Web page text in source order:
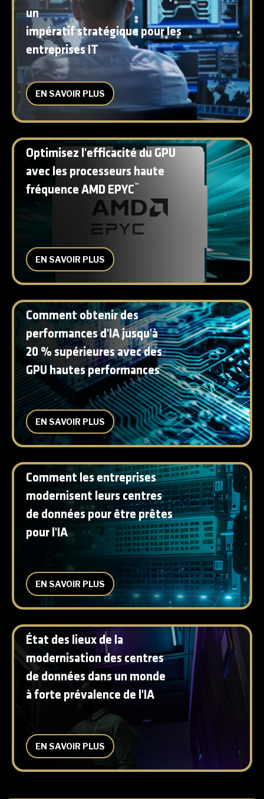
un
impératif stratégique pour les
entreprises IT
EN SAVOIR PLUS
Optimisez l'efficacité du GPU
avec les processeurs haute
fréquence AMD EPYC™
EN SAVOIR PLUS
Comment obtenir des
performances d'IA jusqu'à
20 % supérieures avec des
GPU hautes performances
EN SAVOIR PLUS
Comment les entreprises
modernisent leurs centres
de données pour être prêtes
pour l'IA
EN SAVOIR PLUS
État des lieux de la
modernisation des centres
de données dans un monde
à forte prévalence de l'IA
EN SAVOIR PLUS